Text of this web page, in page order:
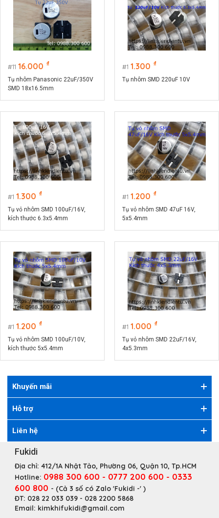
11 16.000 ₫
Tụ nhôm Panasonic 22uF/350V
SMD 18x16.5mm
1 1.300 ₫
Tụ nhôm SMD 220uF 10V
1 1.300 ₫
Tụ vỏ nhôm SMD 100uF/16V,
kích thước 6.3x5.4mm
1 1.200 ₫
Tụ vỏ nhôm SMD 47uF 16V,
5x5.4mm
1 1.200 ₫
Tụ vỏ nhôm SMD 100uF/10V,
kích thước 5x5.4mm
1 1.000 ₫
Tụ vỏ nhôm SMD 22uF/16V,
4x5.3mm
Khuyến mãi
Hỗ trợ
Liên hệ
Fukidi
Địa chỉ: 412/1A Nhật Tảo, Phường 06, Quận 10, Tp.HCM
Hotline: 0988 300 600 - 0777 200 600 - 0333
600 800 - (Cả 3 số có Zalo 'Fukidi -' )
ĐT: 028 22 033 039 - 028 2200 5868
Email: kimkhifukidi@gmail.com